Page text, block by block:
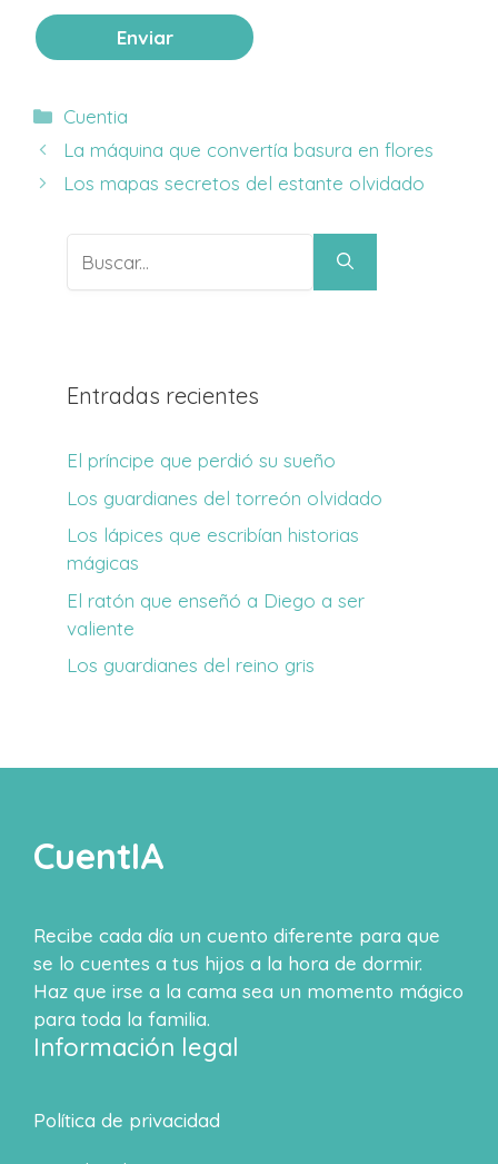
Categorías
Cuentia
La máquina que convertía basura en flores
Los mapas secretos del estante olvidado
Entradas recientes
El príncipe que perdió su sueño
Los guardianes del torreón olvidado
Los lápices que escribían historias
mágicas
El ratón que enseñó a Diego a ser
valiente
Los guardianes del reino gris
CuentIA
Recibe cada día un cuento diferente para que
se lo cuentes a tus hijos a la hora de dormir.
Haz que irse a la cama sea un momento mágico
para toda la familia.
Información legal
Política de privacidad